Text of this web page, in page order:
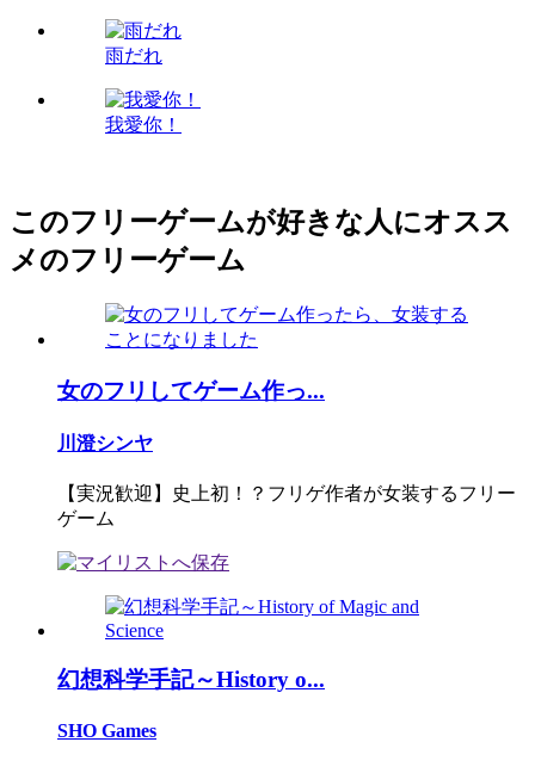
雨だれ
我愛你！
このフリーゲームが好きな人にオスス
メのフリーゲーム
女のフリしてゲーム作っ...
川澄シンヤ
【実況歓迎】史上初！？フリゲ作者が女装するフリー
ゲーム
幻想科学手記～History o...
SHO Games